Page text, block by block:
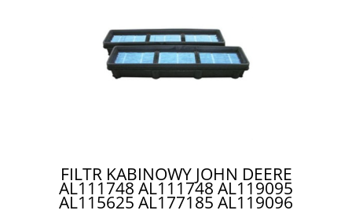
FILTR KABINOWY JOHN DEERE
AL111748 AL111748 AL119095
AL115625 AL177185 AL119096